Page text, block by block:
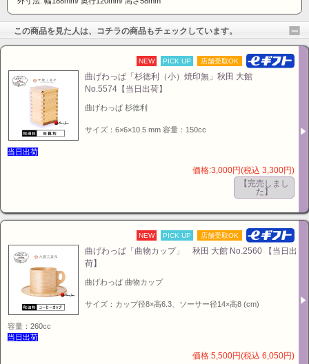
この商品を見た人は、コチラの商品もチェックしています。
NEW PICK UP 店舗受取OK
曲げわっぱ「杉徳利（小）焼印無」秋田 大館
No.5574【当日出荷】
曲げわっぱ 杉徳利
サイズ：6×6×10.5 mm 容量：150cc
当日出荷
価格:3,000円(税込 3,300円)
【完売しまし
た】
NEW PICK UP 店舗受取OK
曲げわっぱ「曲物カップ」 秋田 大館 No.2560 【当日出
荷】
曲げわっぱ 曲物カップ
サイズ：カップ径8×高6.3、ソーサー径14×高8 (cm)
容量：260cc
当日出荷
価格:5,500円(税込 6,050円)